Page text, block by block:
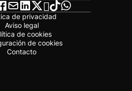
de privacidad
Aviso legal
de cookies
de cookies
Contacto